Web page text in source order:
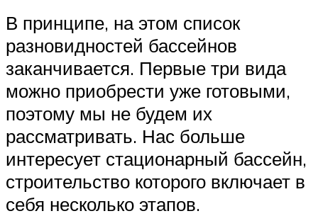
В принципе, на этом список
разновидностей бассейнов
заканчивается. Первые три вида
можно приобрести уже готовыми,
поэтому мы не будем их
рассматривать. Нас больше
интересует стационарный бассейн,
строительство которого включает в
себя несколько этапов.